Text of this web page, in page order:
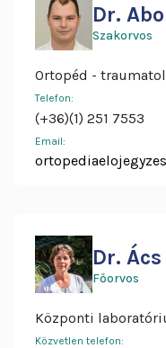
Dr.
Szakorvos
Ortopéd -
Telefon:
(+36)(1) 251 7553
Email:
Dr.
Főorvos
Központi
Közvetlen telefon: